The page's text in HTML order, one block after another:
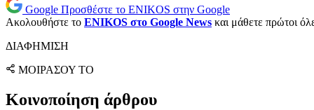
Google Προσθέστε το ENIKOS στην Google
Ακολουθήστε το ENIKOS στο Google News και μάθετε πρώτοι
ΔΙΑΦΗΜΙΣΗ
ΜΟΙΡΑΣΟΥ ΤΟ
Κοινοποίηση άρθρου